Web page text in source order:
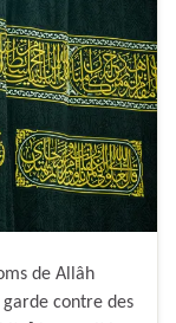
de Allâh
contre des